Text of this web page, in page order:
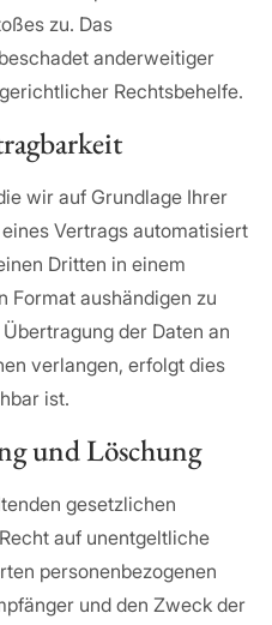
zu. Das
anderweitiger
Rechtsbehelfe.
wir auf Grundlage Ihrer
Vertrags automatisiert
Dritten in einem
Format aushändigen zu
der Daten an
verlangen, erfolgt dies
ist.
und Löschung
gesetzlichen
auf unentgeltliche
personenbezogenen
und den Zweck der